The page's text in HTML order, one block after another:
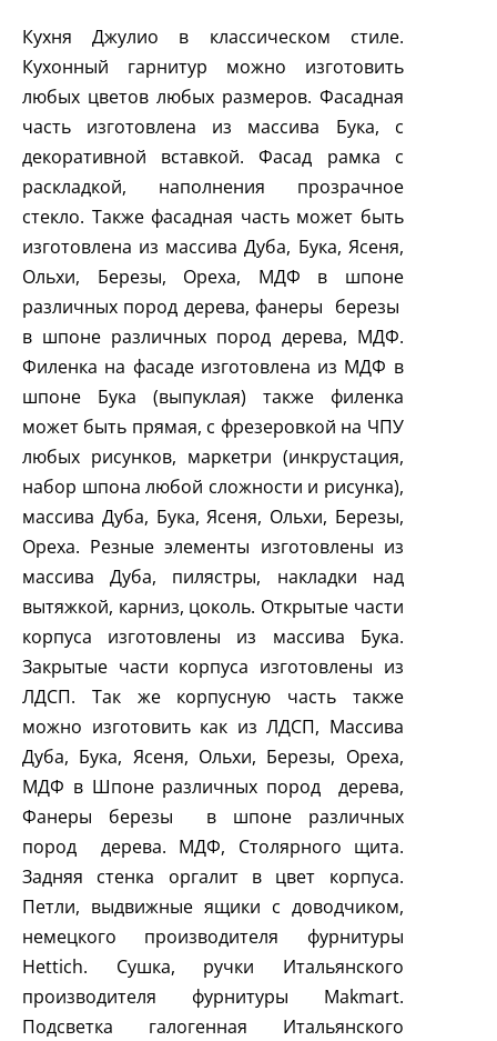
Кухня Джулио в классическом стиле.
Кухонный гарнитур можно изготовить
любых цветов любых размеров. Фасадная
часть изготовлена из массива Бука, с
декоративной вставкой. Фасад рамка с
раскладкой, наполнения прозрачное
стекло. Также фасадная часть может быть
изготовлена из массива Дуба, Бука, Ясеня,
Ольхи, Березы, Ореха, МДФ в шпоне
различных пород дерева, фанеры березы
в шпоне различных пород дерева, МДФ.
Филенка на фасаде изготовлена из МДФ в
шпоне Бука (выпуклая) также филенка
может быть прямая, с фрезеровкой на ЧПУ
любых рисунков, маркетри (инкрустация,
набор шпона любой сложности и рисунка),
массива Дуба, Бука, Ясеня, Ольхи, Березы,
Ореха. Резные элементы изготовлены из
массива Дуба, пилястры, накладки над
вытяжкой, карниз, цоколь. Открытые части
корпуса изготовлены из массива Бука.
Закрытые части корпуса изготовлены из
ЛДСП. Так же корпусную часть также
можно изготовить как из ЛДСП, Массива
Дуба, Бука, Ясеня, Ольхи, Березы, Ореха,
МДФ в Шпоне различных пород
дерева,
Фанеры березы
в шпоне различных
пород
дерева. МДФ, Столярного щита.
Задняя стенка оргалит в цвет корпуса.
Петли, выдвижные ящики с доводчиком,
немецкого производителя фурнитуры
Hettich. Сушка, ручки Итальянского
производителя фурнитуры Makmart.
Подсветка галогенная Итальянского